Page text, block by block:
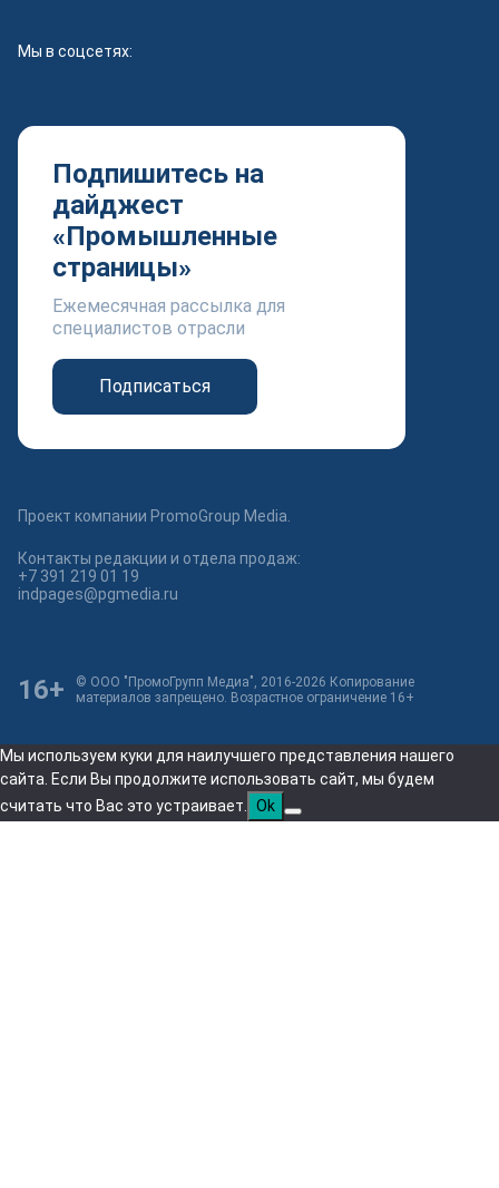
Мы в соцсетях:
Подпишитесь на
дайджест
«Промышленные
страницы»
Ежемесячная рассылка для
специалистов отрасли
Подписаться
Проект компании PromoGroup Media.
Контакты редакции и отдела продаж:
+7 391 219 01 19
indpages@pgmedia.ru
© ООО "ПромоГрупп Медиа", 2016-2026 Копирование
материалов запрещено. Возрастное ограничение 16+
16+
Мы используем куки для наилучшего представления нашего
сайта. Если Вы продолжите использовать сайт, мы будем
считать что Вас это устраивает. Ok